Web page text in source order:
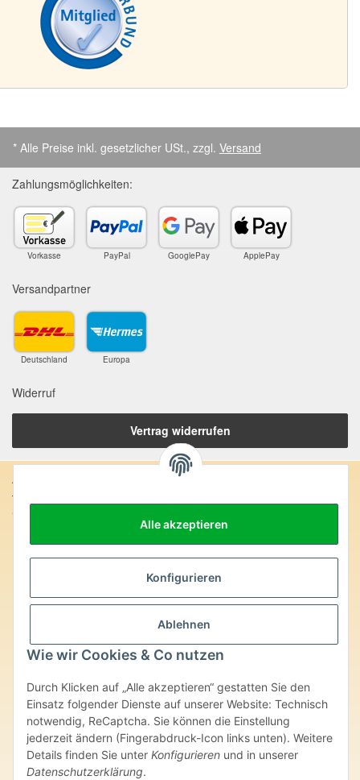
Alle akzeptieren
Konfigurieren
Ablehnen
Wie wir Cookies & Co nutzen
Durch Klicken auf „Alle akzeptieren“ gestatten Sie den
Einsatz folgender Dienste auf unserer Website: Technisch
notwendig, ReCaptcha. Sie können die Einstellung
jederzeit ändern (Fingerabdruck-Icon links unten). Weitere
Details finden Sie unter Konfigurieren und in unserer
Datenschutzerklärung.
* Alle Preise inkl. gesetzlicher USt., zzgl. Versand
Zahlungsmöglichkeiten:
Vorkasse PayPal GooglePay ApplePay
Versandpartner
Deutschland Europa
Widerruf
Vertrag widerrufen
Anschrift:
SteinZeitOase
Uhlandstr. 7
D-75391 Gechingen
besondere Kräfte und Eigenschaften zugeordnet. Wir weisen
ausdrücklich darauf hin, dass alle gemachten Aussagen bzgl.
heilender Wirkungen (körperlich-seelisch-mental-geistig) einzelner
überlassenen Unterlagen bisher weder medizinisch anerkannt oder
wissenschaftlich nachweisbar sind. Die gemachten Angaben
beruhen ausschließlich auf Überlieferungen und langjähriger
Erfahrung. Unsere Produkte ersetzen nie den Besuch beim Arzt
oder Heilpraktiker und sind auch kein Medikamentenersatz. Auch
stellen unsere Angaben im ärztlichen Sinne keine Diagnose- oder
Therapieform dar.